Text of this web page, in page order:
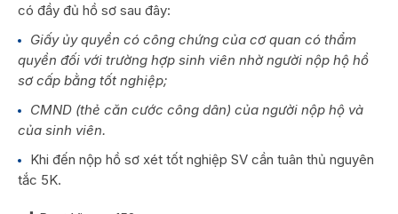
có đầy đủ hồ sơ sau đây:
Giấy ủy quyền có công chứng của cơ quan có thẩm
quyền đối với trường hợp sinh viên nhờ người nộp hộ hồ
sơ cấp bằng tốt nghiệp;
CMND (thẻ căn cước công dân) của người nộp hộ và
của sinh viên.
Khi đến nộp hồ sơ xét tốt nghiệp SV cần tuân thủ nguyên
tắc 5K.